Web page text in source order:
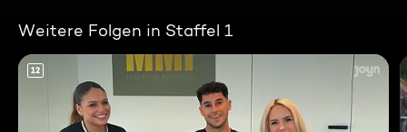
Weitere Folgen in Staffel 1
12